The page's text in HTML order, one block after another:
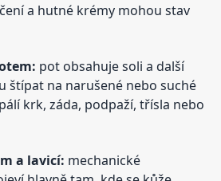
a hutné krémy mohou stav
pot obsahuje soli a další
štípat na narušené nebo suché
krk, záda, podpaží, třísla nebo
a lavicí: mechanické